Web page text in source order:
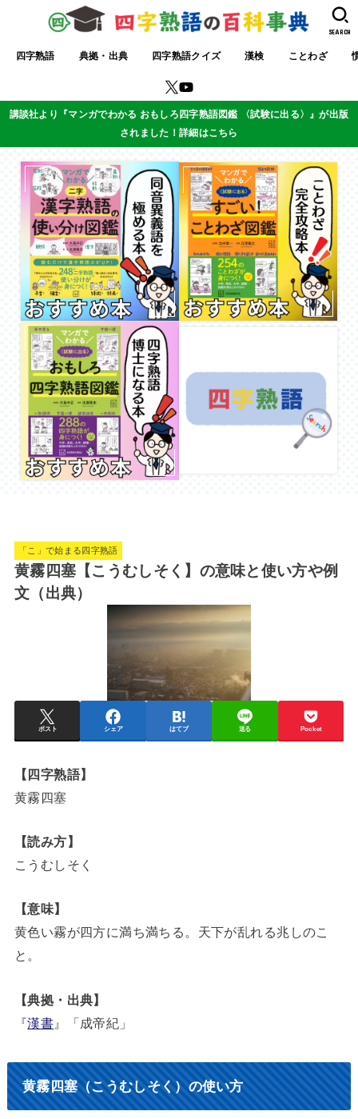
四字熟語 典拠・出典 四字熟語クイズ 漢検 ことわざ
SEARCH
講談社より『マンガでわかる おもしろ四字熟語図鑑 〈試験に出る〉』が出版
されました！詳細はこちら
「こ」で始まる四字熟語
黄霧四塞【こうむしそく】の意味と使い方や例
文（出典）
ポスト シェア はてブ 送る Pocket
【四字熟語】
黄霧四塞
【読み方】
こうむしそく
【意味】
黄色い霧が四方に満ち満ちる。天下が乱れる兆しのこ
と。
【典拠・出典】
『漢書 』「成帝紀」
黄霧四塞（こうむしそく）の使い方